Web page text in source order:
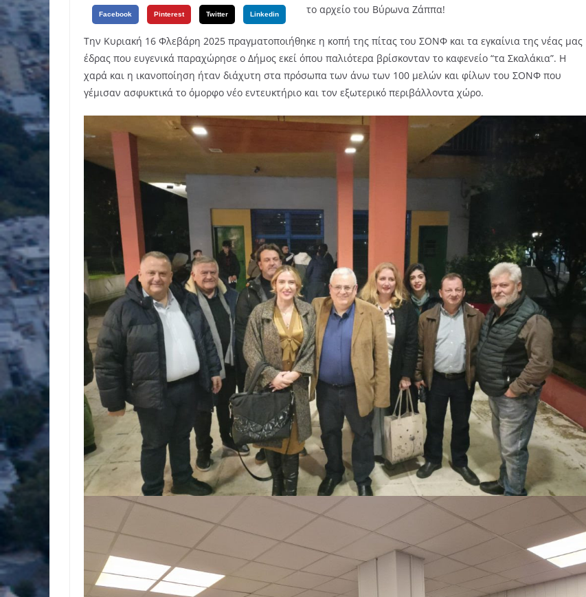
Facebook Pinterest Twitter Linkedin
το αρχείο του Βύρωνα Ζάππα!
Την Κυριακή 16 Φλεβάρη 2025 πραγματοποιήθηκε η κοπή της πίτας του ΣΟΝΦ και τα εγκαίνια της νέας μας
έδρας που ευγενικά παραχώρησε ο Δήμος εκεί όπου παλιότερα βρίσκονταν το καφενείο “τα Σκαλάκια”. Η
χαρά και η ικανοποίηση ήταν διάχυτη στα πρόσωπα των άνω των 100 μελών και φίλων του ΣΟΝΦ που
γέμισαν ασφυκτικά το όμορφο νέο εντευκτήριο και τον εξωτερικό περιβάλλοντα χώρο.